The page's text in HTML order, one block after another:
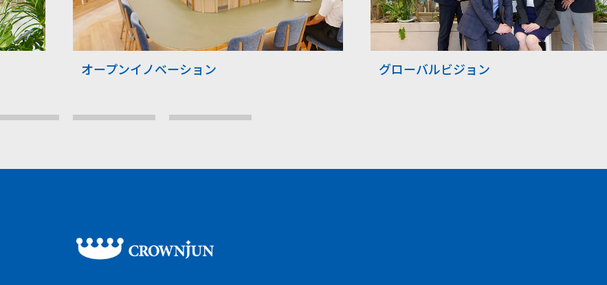
オープンイノベーション グローバルビジョン
3 4 5